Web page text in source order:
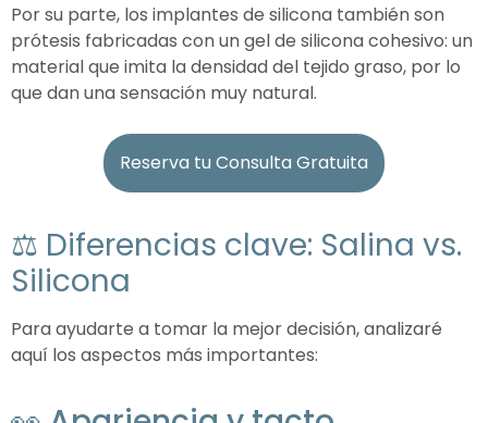
Por su parte, los implantes de silicona también son
prótesis fabricadas con un gel de silicona cohesivo: un
material que imita la densidad del tejido graso, por lo
que dan una sensación muy natural.
Reserva tu Consulta Gratuita
⚖️ Diferencias clave: Salina vs.
Silicona
Para ayudarte a tomar la mejor decisión, analizaré
aquí los aspectos más importantes: